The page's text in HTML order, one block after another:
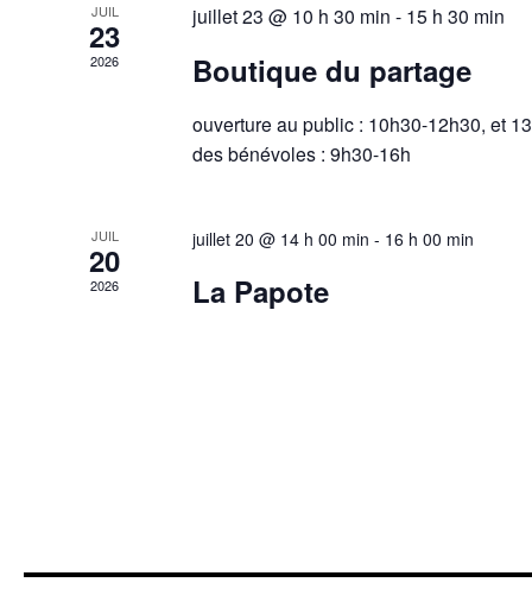
JUIL
23
2026
juillet 23 @ 10 h 30 min - 15 h 30 min
Boutique du partage
ouverture au public : 10h30-12h30, et
des bénévoles : 9h30-16h
JUIL
20
2026
juillet 20 @ 14 h 00 min - 16 h 00 min
La Papote